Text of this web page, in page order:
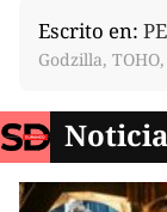
Escrito en:
Godzilla,